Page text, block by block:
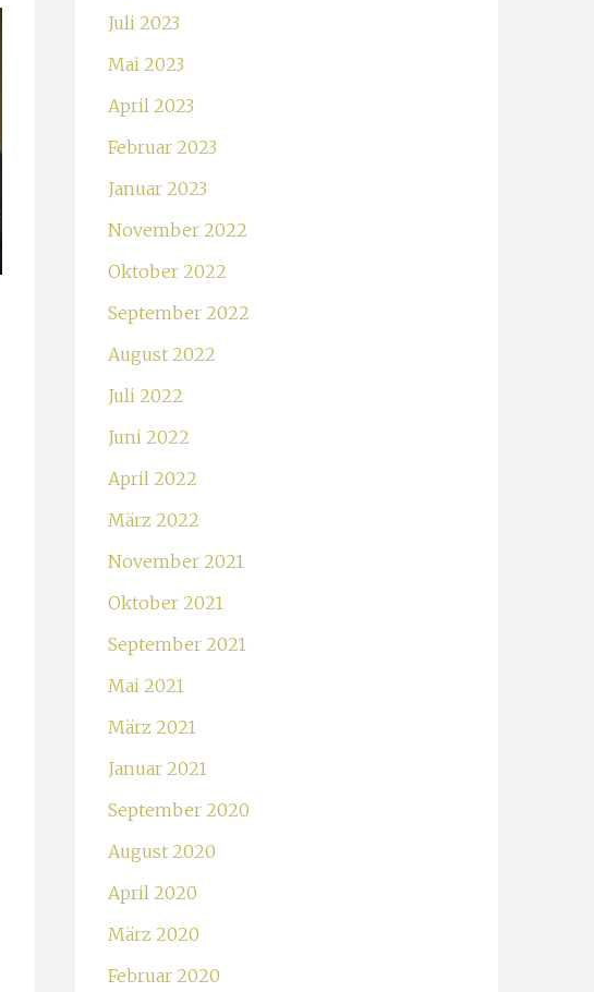
Juli 2023
Mai 2023
April 2023
Februar 2023
Januar 2023
November 2022
Oktober 2022
September 2022
August 2022
Juli 2022
Juni 2022
April 2022
März 2022
November 2021
Oktober 2021
September 2021
Mai 2021
März 2021
Januar 2021
September 2020
August 2020
April 2020
März 2020
Februar 2020